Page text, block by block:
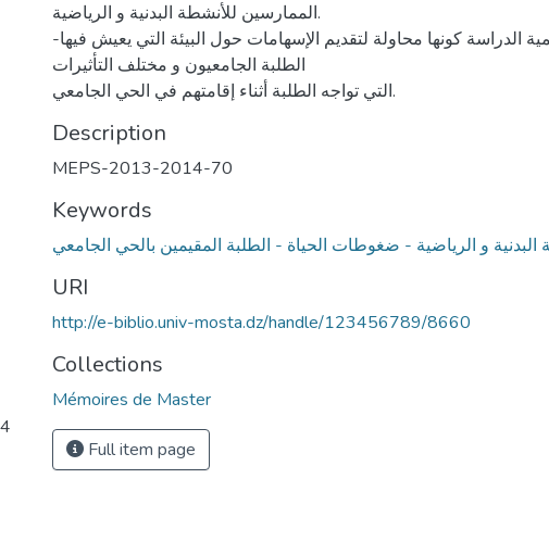
الممارسين للأنشطة البدنية و الرياضية.
-كما تنبع أهمية الدراسة كونها محاولة لتقديم الإسهامات حول البيئة التي يعيش فيها
الطلبة الجامعيون و مختلف التأثيرات
التي تواجه الطلبة أثناء إقامتهم في الحي الجامعي.
Description
MEPS-2013-2014-70
Keywords
البدنية و الرياضية - ضغوطات الحياة - الطلبة المقيمين بالحي الجامعي
URI
http://e-biblio.univ-mosta.dz/handle/123456789/8660
Collections
Mémoires de Master
Full item page